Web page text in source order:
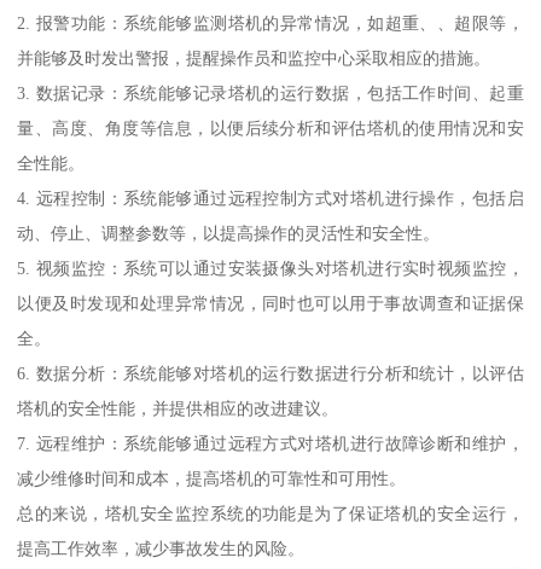
2. 报警功能：系统能够监测塔机的异常情况，如超重、、超限等，
并能够及时发出警报，提醒操作员和监控中心采取相应的措施。
3. 数据记录：系统能够记录塔机的运行数据，包括工作时间、起重
量、高度、角度等信息，以便后续分析和评估塔机的使用情况和安
全性能。
4. 远程控制：系统能够通过远程控制方式对塔机进行操作，包括启
动、停止、调整参数等，以提高操作的灵活性和安全性。
5. 视频监控：系统可以通过安装摄像头对塔机进行实时视频监控，
以便及时发现和处理异常情况，同时也可以用于事故调查和证据保
全。
6. 数据分析：系统能够对塔机的运行数据进行分析和统计，以评估
塔机的安全性能，并提供相应的改进建议。
7. 远程维护：系统能够通过远程方式对塔机进行故障诊断和维护，
减少维修时间和成本，提高塔机的可靠性和可用性。
总的来说，塔机安全监控系统的功能是为了保证塔机的安全运行，
提高工作效率，减少事故发生的风险。